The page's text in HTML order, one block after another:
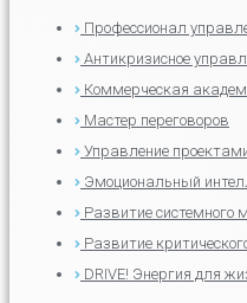
Профессионал
Антикризисное
Коммерческая
Мастер переговоров
Управление
Эмоциональный
Развитие системного
Развитие
DRIVE! Энергия для